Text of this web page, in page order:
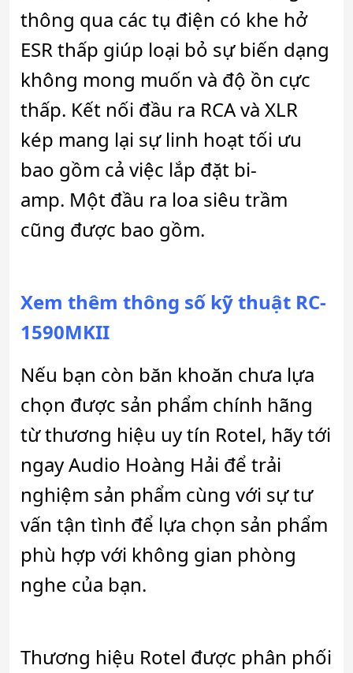
thông qua các tụ điện có khe hở
ESR thấp giúp loại bỏ sự biến dạng
không mong muốn và độ ồn cực
thấp. Kết nối đầu ra RCA và XLR
kép mang lại sự linh hoạt tối ưu
bao gồm cả việc lắp đặt bi-
amp. Một đầu ra loa siêu trầm
cũng được bao gồm.
Xem thêm thông số kỹ thuật RC-
1590MKII
Nếu bạn còn băn khoăn chưa lựa
chọn được sản phẩm chính hãng
từ thương hiệu uy tín Rotel, hãy tới
ngay Audio Hoàng Hải để trải
nghiệm sản phẩm cùng với sự tư
vấn tận tình để lựa chọn sản phẩm
phù hợp với không gian phòng
nghe của bạn.
Thương hiệu Rotel được phân phối